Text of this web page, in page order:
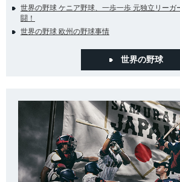
世界の野球 ケニア野球、一歩一歩 元独立リーガ
闘！
世界の野球 欧州の野球事情
世界の野球